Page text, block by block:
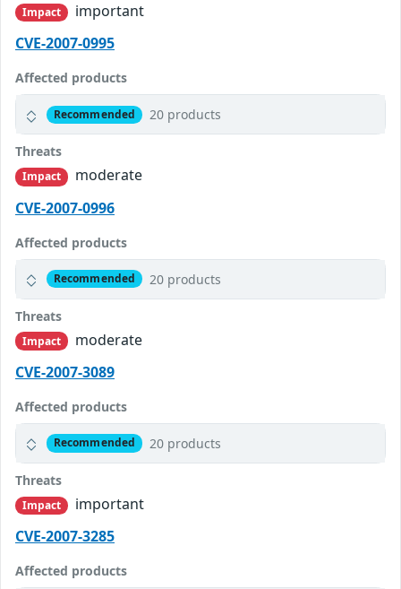
Impact
important
CVE-2007-0995
Affected products
Recommended 20 products
Threats
Impact
moderate
CVE-2007-0996
Affected products
Recommended 20 products
Threats
Impact
moderate
CVE-2007-3089
Affected products
Recommended 20 products
Threats
Impact
important
CVE-2007-3285
Affected products